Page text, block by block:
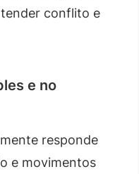
conflito e
e no
responde
e movimentos